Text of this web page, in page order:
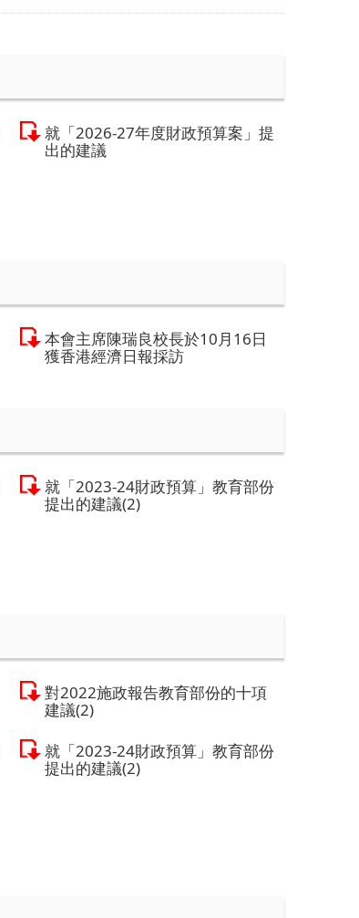
就「2026-27年度財政預算案」提
出的建議
本會主席陳瑞良校長於10月16日
獲香港經濟日報採訪
就「2023-24財政預算」教育部份
提出的建議(2)
對2022施政報告教育部份的十項
建議(2)
就「2023-24財政預算」教育部份
提出的建議(2)